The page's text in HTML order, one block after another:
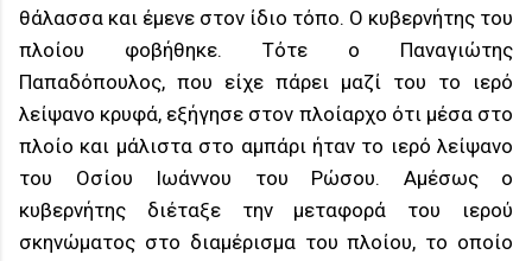
θάλασσα και έμενε στον ίδιο τόπο. Ο κυβερνήτης του
πλοίου φοβήθηκε. Τότε ο Παναγιώτης
Παπαδόπουλος, που είχε πάρει μαζί του το ιερό
λείψανο κρυφά, εξήγησε στον πλοίαρχο ότι μέσα στο
πλοίο και μάλιστα στο αμπάρι ήταν το ιερό λείψανο
του Οσίου Ιωάννου του Ρώσου. Αμέσως ο
κυβερνήτης διέταξε την μεταφορά του ιερού
σκηνώματος στο διαμέρισμα του πλοίου, το οποίο